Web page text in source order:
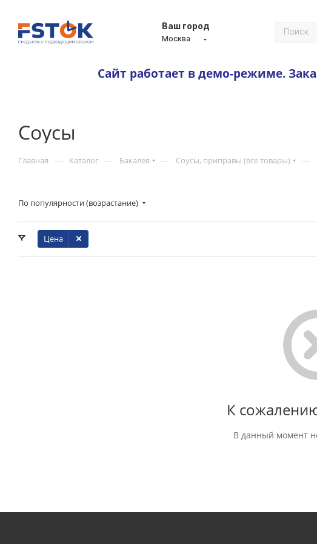
Ваш город
Москва
Сайт работает в демо-режиме.
Соусы
Главная — Каталог — Бакалея — Соусы, приправы (все товары) —
По популярности (возрастание)
Цена
К
В данный момент